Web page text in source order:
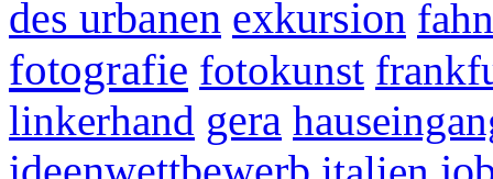
des urbanen exkursion
fotografie fotokunst
linkerhand gera